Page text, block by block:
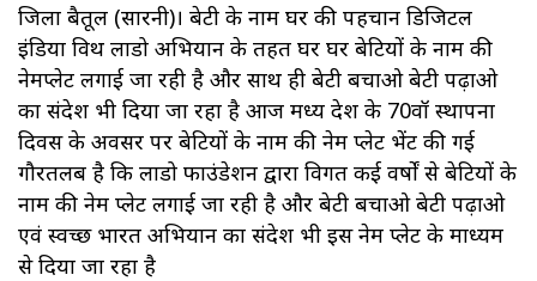
जिला बैतूल‌ (सारनी)। बेटी के नाम घर की पहचान डिजिटल
इंडिया विथ लाडो अभियान के तहत घर घर बेटियों के नाम की
नेमप्लेट लगाई जा रही है और साथ ही बेटी बचाओ बेटी पढ़ाओ
का संदेश भी दिया जा रहा है आज मध्य प्रदेश के 70वॉ स्थापना
दिवस के अवसर पर बेटियों के नाम की नेम प्लेट भेंट की गई
गौरतलब है कि लाडो फाउंडेशन द्वारा विगत कई वर्षों से बेटियों के
नाम की नेम प्लेट लगाई जा रही है और बेटी बचाओ बेटी पढ़ाओ
एवं स्वच्छ भारत अभियान का संदेश भी इस नेम प्लेट के माध्यम
से दिया जा रहा है